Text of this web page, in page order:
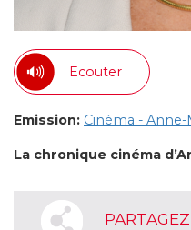
Ecouter
Emission: Cinéma -
La chronique cinéma
PARTAGEZ